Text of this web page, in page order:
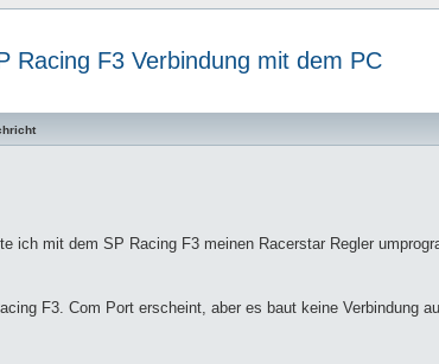
Racing F3 Verbindung mit dem PC
ich mit dem SP Racing F3 meinen Racerstar Regler
F3. Com Port erscheint, aber es baut keine Verbindung